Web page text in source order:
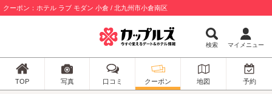
クーポン：ホテル ラブ モダン 小倉 / 北九州市小倉南区
検索 マイメニュー
TOP 写真 口コミ クーポン 地図 予約